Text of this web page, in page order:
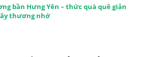
bần Hưng Yên – thức quà quê giản
thương nhớ